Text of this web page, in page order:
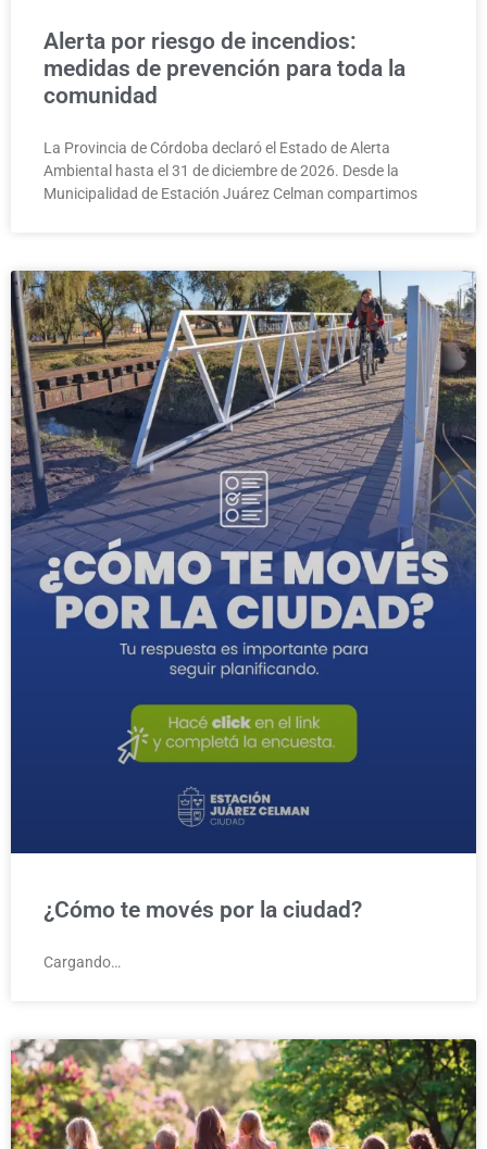
Alerta por riesgo de incendios:
medidas de prevención para toda la
comunidad
La Provincia de Córdoba declaró el Estado de Alerta
Ambiental hasta el 31 de diciembre de 2026. Desde la
Municipalidad de Estación Juárez Celman compartimos
¿Cómo te movés por la ciudad?
Cargando…